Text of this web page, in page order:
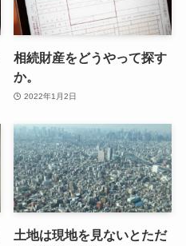
相続財産をどうやって探す
か。
2022年1月2日
土地は現地を見ないとただ